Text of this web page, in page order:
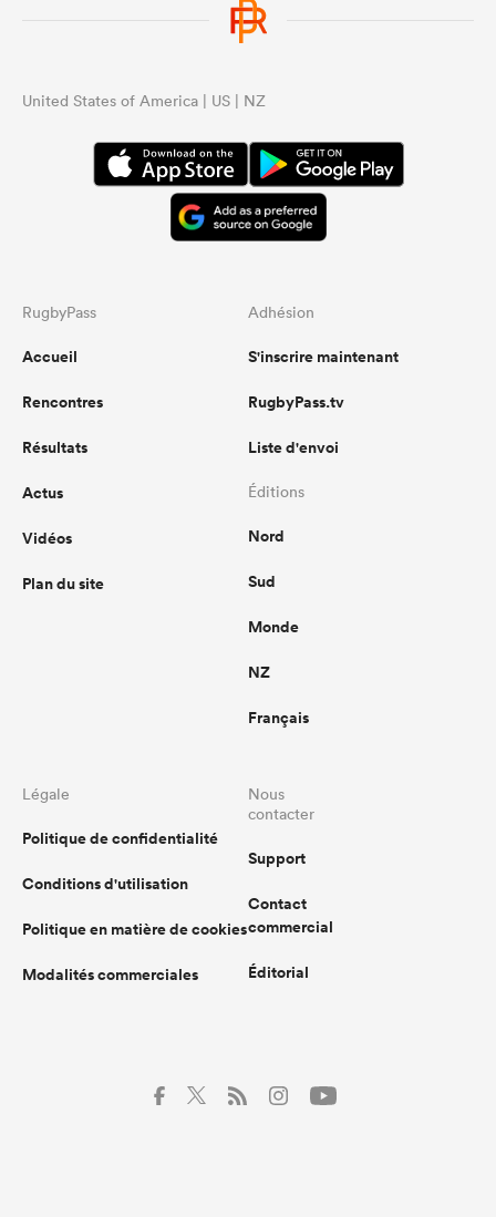
United States of America | US | NZ
RugbyPass
Accueil
Rencontres
Résultats
Actus
Vidéos
Plan du site
Adhésion
S'inscrire maintenant
RugbyPass.tv
Liste d'envoi
Éditions
Nord
Sud
Monde
NZ
Français
Légale
Politique de confidentialité
Conditions d'utilisation
Politique en matière de cookies
Modalités commerciales
Nous
contacter
Support
Contact
commercial
Éditorial